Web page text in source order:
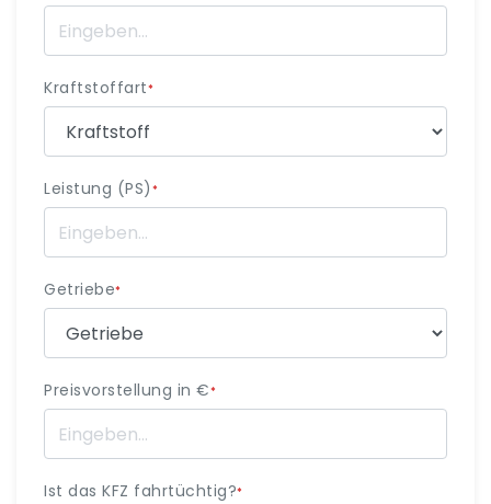
Kraftstoffart*
Leistung (PS) *
Getriebe*
Preisvorstellung in €*
Ist das KFZ fahrtüchtig?*